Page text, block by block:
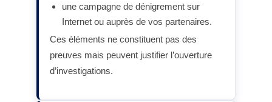
une campagne de dénigrement sur
Internet ou auprès de vos partenaires.
Ces éléments ne constituent pas des
preuves mais peuvent justifier l’ouverture
d’investigations.